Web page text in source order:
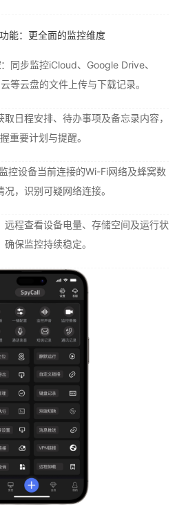
能：更全面的监控维度
：同步监控iCloud、Google Drive、
等云盘的文件上传与下载记录。
取日程安排、待办事项及备忘录内容，
重要计划与提醒。
控设备当前连接的Wi-Fi网络及蜂窝数
况，识别可疑网络连接。
远程查看设备电量、存储空间及运行状
确保监控持续稳定。